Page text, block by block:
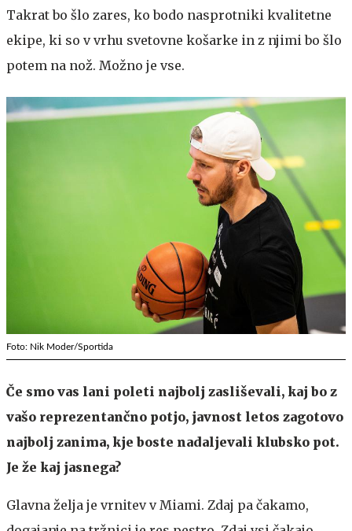
Takrat bo šlo zares, ko bodo nasprotniki kvalitetne
ekipe, ki so v vrhu svetovne košarke in z njimi bo šlo
potem na nož. Možno je vse.
Foto: Nik Moder/Sportida
Če smo vas lani poleti najbolj zasliševali, kaj bo z
vašo reprezentančno potjo, javnost letos zagotovo
najbolj zanima, kje boste nadaljevali klubsko pot.
Je že kaj jasnega?
Glavna želja je vrnitev v Miami. Zdaj pa čakamo,